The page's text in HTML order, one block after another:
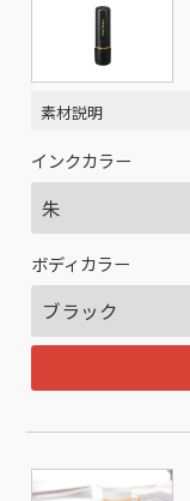
素材説明
インクカラー
ボディカラー